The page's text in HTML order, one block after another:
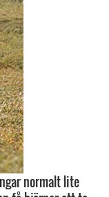
normalt lite